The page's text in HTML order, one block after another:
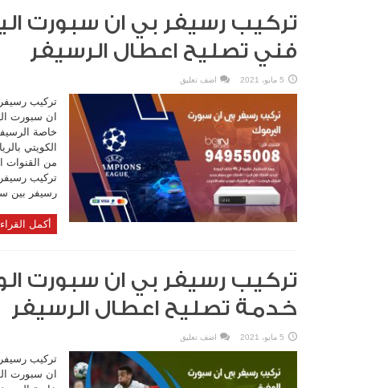
فني تصليح اعطال الرسيفر
5 مايو، 2021 اضف تعليق
تركيب
ان سبورت
خاصة
الكويتي
من القنوات
رسيفر بين
أكمل
خدمة تصليح اعطال الرسيفر
5 مايو، 2021 اضف تعليق
تركيب
ان سبورت